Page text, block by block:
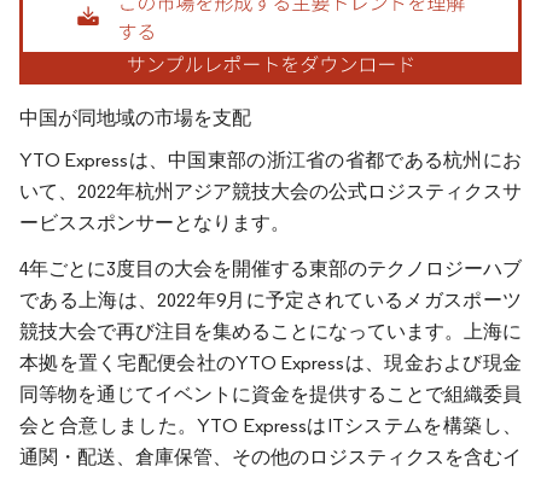
中国が同地域の市場を支配
YTO Expressは、中国東部の浙江省の省都である杭州にお
いて、2022年杭州アジア競技大会の公式ロジスティクスサ
ービススポンサーとなります。
4年ごとに3度目の大会を開催する東部のテクノロジーハブ
である上海は、2022年9月に予定されているメガスポーツ
競技大会で再び注目を集めることになっています。上海に
本拠を置く宅配便会社のYTO Expressは、現金および現金
同等物を通じてイベントに資金を提供することで組織委員
会と合意しました。YTO ExpressはITシステムを構築し、
通関・配送、倉庫保管、その他のロジスティクスを含むイ